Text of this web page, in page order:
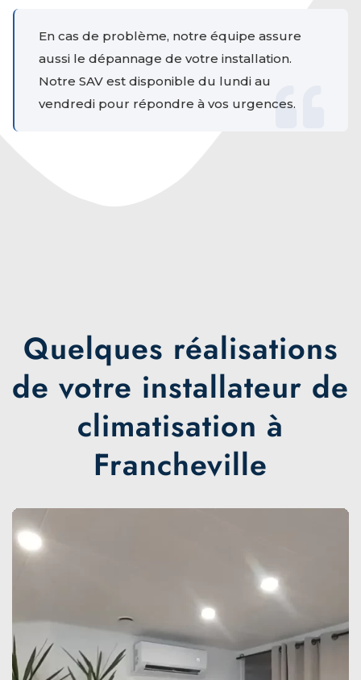
En cas de problème, notre équipe assure
aussi le dépannage de votre installation.
Notre SAV est disponible du lundi au
vendredi pour répondre à vos urgences.
Quelques réalisations
de votre installateur de
climatisation à
Francheville